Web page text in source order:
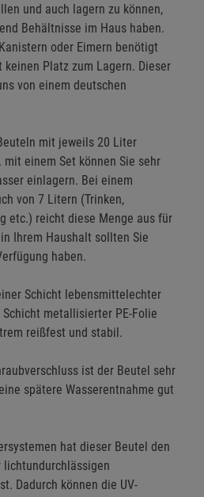
und auch lagern zu können,
Behältnisse im Haus haben.
oder Eimern benötigt
Platz zum Lagern. Dieser
von einem deutschen
mit jeweils 20 Liter
mit einem Set können Sie sehr
einlagern. Bei einem
von 7 Litern (Trinken,
etc.) reicht diese Menge aus für
Ihrem Haushalt sollten Sie
haben.
Schicht lebensmittelechter
metallisierter PE-Folie
reißfest und stabil.
ist der Beutel sehr
spätere Wasserentnahme gut
hat dieser Beutel den
Dadurch können die UV-